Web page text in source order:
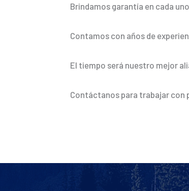
Brindamos garantía en cada
Contamos con años de
El tiempo será nuestro mejor
Contáctanos para trabajar con